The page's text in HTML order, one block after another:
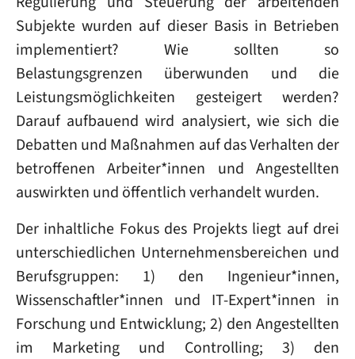
Subjekte wurden auf dieser Basis in Betrieben
implementiert? Wie sollten so
Belastungsgrenzen überwunden und die
Leistungsmöglichkeiten gesteigert werden?
Darauf aufbauend wird analysiert, wie sich die
Debatten und Maßnahmen auf das Verhalten der
betroffenen Arbeiter*innen und Angestellten
auswirkten und öffentlich verhandelt wurden.
Der inhaltliche Fokus des Projekts liegt auf drei
unterschiedlichen Unternehmensbereichen und
Berufsgruppen: 1) den Ingenieur*innen,
Wissenschaftler*innen und IT-Expert*innen in
Forschung und Entwicklung; 2) den Angestellten
im Marketing und Controlling; 3) den